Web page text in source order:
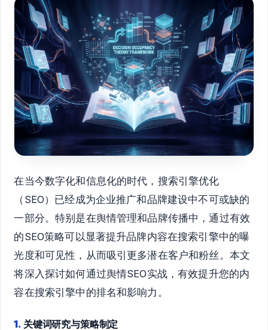
在当今数字化和信息化的时代，搜索引擎优化
（SEO）已经成为企业推广和品牌建设中不可或缺的
一部分。特别是在舆情管理和品牌传播中，通过有效
的SEO策略可以显著提升品牌内容在搜索引擎中的曝
光度和可见性，从而吸引更多潜在客户和粉丝。本文
将深入探讨如何通过舆情SEO实战，有效提升您的内
容在搜索引擎中的排名和影响力。
1. 关键词研究与策略制定